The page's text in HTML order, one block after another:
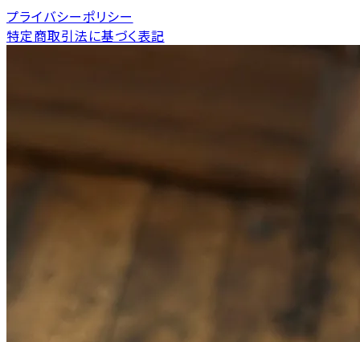
プライバシーポリシー
特定商取引法に基づく表記